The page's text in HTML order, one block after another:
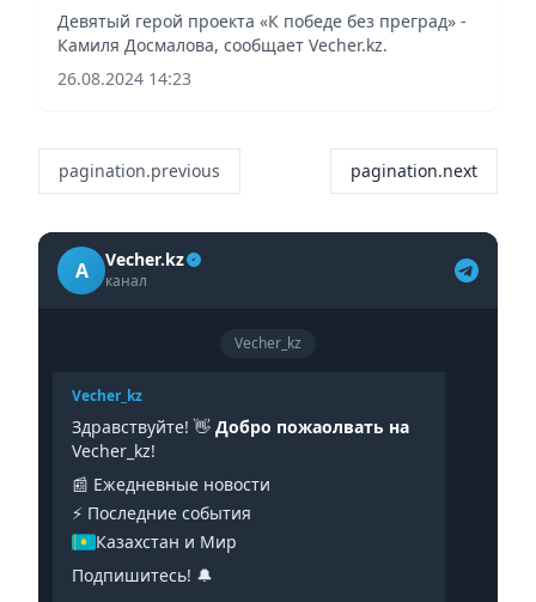
Девятый герой проекта «К победе без преград» -
Камиля Досмалова, сообщает Vecher.kz.
26.08.2024 14:23
pagination.previous pagination.next
A Vecher.kz
канал
Vecher_kz
Vecher_kz
Здравствуйте! 👋 Добро пожаолвать на
Vecher_kz!
📰 Ежедневные новости
⚡️ Последние события
Казахстан и Мир
Подпишитесь! 🔔